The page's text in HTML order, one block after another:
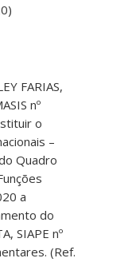
FARIAS,
nº
o
–
Quadro
a
do
SIAPE nº
(Ref.